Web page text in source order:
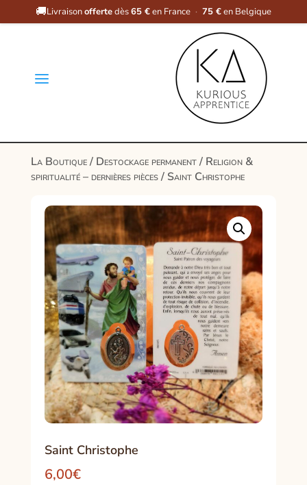
🚚Livraisonoffertedès65 €en France · 75 €en Belgique
a
La Boutique/ Destockage permanent/ Religion &
spiritualité – dernières pièces/ Saint Christophe
Saint Christophe
6,00€